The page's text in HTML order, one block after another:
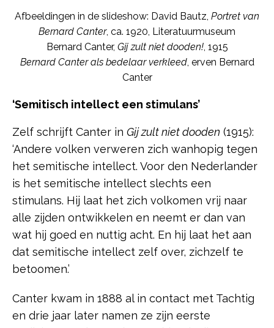
Afbeeldingen in de slideshow: David Bautz, Portret van
Bernard Canter, ca. 1920, Literatuurmuseum
Bernard Canter, Gij zult niet dooden!, 1915
Bernard Canter als bedelaar verkleed, erven Bernard
Canter
‘Semitisch intellect een stimulans’
Zelf schrijft Canter in Gij zult niet dooden (1915):
‘Andere volken verweren zich wanhopig tegen
het semitische intellect. Voor den Nederlander
is het semitische intellect slechts een
stimulans. Hij laat het zich volkomen vrij naar
alle zijden ontwikkelen en neemt er dan van
wat hij goed en nuttig acht. En hij laat het aan
dat semitische intellect zelf over, zichzelf te
betoomen.’
Canter kwam in 1888 al in contact met Tachtig
en drie jaar later namen ze zijn eerste